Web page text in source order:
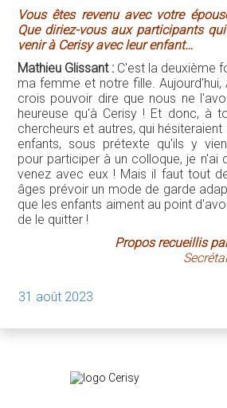
Vous êtes revenu avec votre
Que diriez-vous aux participants
venir à Cerisy avec leur enfant…
Mathieu Glissant : C'est la deuxième
ma femme et notre fille.
crois pouvoir dire que nous ne
heureuse qu'à Cerisy ! Et donc, à
chercheurs et autres, qui
enfants, sous prétexte qu'ils y
pour participer à un colloque, je n'ai
venez avec eux ! Mais il faut tout
âges prévoir un mode de garde
que les enfants aiment au point
de le quitter !
Propos recueillis
31 août 2023